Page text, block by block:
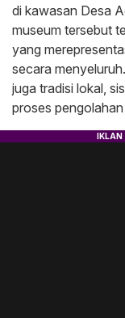
di kawasan Desa
museum tersebut
yang
secara
juga tradisi lokal,
proses pengolahan